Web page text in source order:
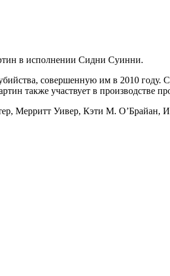
в исполнении Сидни Суинни.
совершенную им в 2010 году.
также участвует в производстве
Мерритт Уивер, Кэти M. О’Брайан,